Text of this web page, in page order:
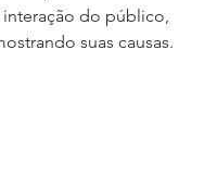
do público,
suas causas.